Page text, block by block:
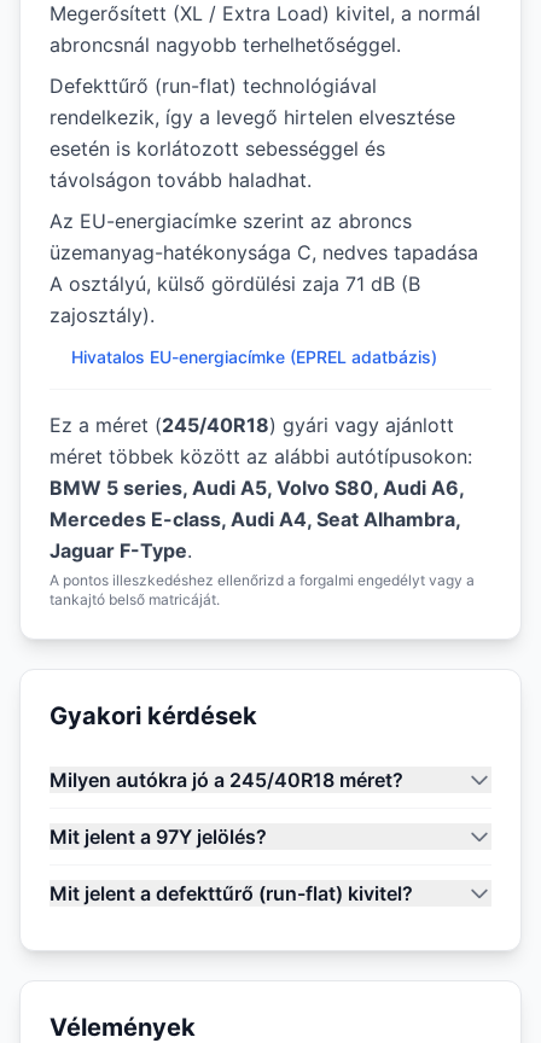
Megerősített (XL / Extra Load) kivitel, a normál
abroncsnál nagyobb terhelhetőséggel.
Defekttűrő (run-flat) technológiával
rendelkezik, így a levegő hirtelen elvesztése
esetén is korlátozott sebességgel és
távolságon tovább haladhat.
Az EU-energiacímke szerint az abroncs
üzemanyag-hatékonysága C, nedves tapadása
A osztályú, külső gördülési zaja 71 dB (B
zajosztály).
Hivatalos EU-energiacímke (EPREL adatbázis)
Ez a méret (245/40R18) gyári vagy ajánlott
méret többek között az alábbi autótípusokon:
BMW 5 series, Audi A5, Volvo S80, Audi A6,
Mercedes E-class, Audi A4, Seat Alhambra,
Jaguar F-Type.
A pontos illeszkedéshez ellenőrizd a forgalmi engedélyt vagy a
tankajtó belső matricáját.
Gyakori kérdések
Milyen autókra jó a 245/40R18 méret?
Mit jelent a 97Y jelölés?
Mit jelent a defekttűrő (run-flat) kivitel?
Vélemények